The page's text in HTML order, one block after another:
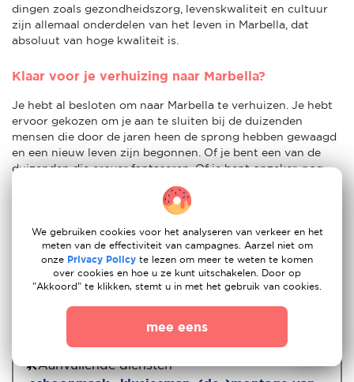
dingen zoals gezondheidszorg, levenskwaliteit en cultuur
zijn allemaal onderdelen van het leven in Marbella, dat
absoluut van hoge kwaliteit is.
Klaar voor je verhuizing naar Marbella?
Je hebt al besloten om naar Marbella te verhuizen. Je hebt
ervoor gekozen om je aan te sluiten bij de duizenden
mensen die door de jaren heen de sprong hebben gewaagd
en een nieuw leven zijn begonnen. Of je bent een van de
duizenden die erover fantaseren. Of je bent onzeker, nog
onbeslist. Wat je huidige opvattingen ook zijn, Moovick kan
je helpen om de beste beslissing te nemen. En ten slotte
geven we je verstandig advies over hoe je je doelen in de
praktijk kan brengen. Als je op zoek bent naar een
verhuisbedrijfnaar Marbella, ben je vrij om er te wonen en
te werken.
💰Min verhuisprijs - 1571 EUR
🛠Aanvullende diensten -
We gebruiken cookies voor het analyseren van verkeer en het
meten van de effectiviteit van campagnes. Aarzel niet om
onze Privacy Policy te lezen om meer te weten te komen
over cookies en hoe u ze kunt uitschakelen. Door op
"Akkoord" te klikken, stemt u in met het gebruik van cookies.
mee eens